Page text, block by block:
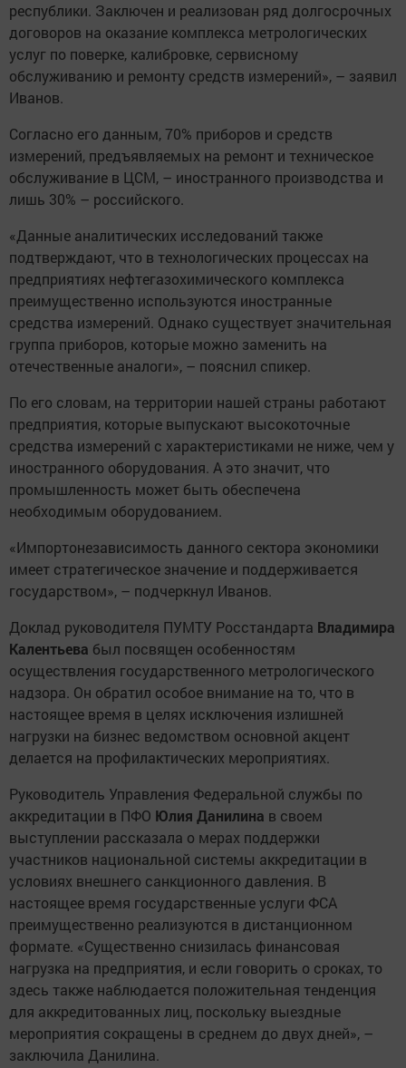
республики. Заключен и реализован ряд долгосрочных
договоров на оказание комплекса метрологических
услуг по поверке, калибровке, сервисному
обслуживанию и ремонту средств измерений», – заявил
Иванов.
Согласно его данным, 70% приборов и средств
измерений, предъявляемых на ремонт и техническое
обслуживание в ЦСМ, – иностранного производства и
лишь 30% – российского.
«Данные аналитических исследований также
подтверждают, что в технологических процессах на
предприятиях нефтегазохимического комплекса
преимущественно используются иностранные
средства измерений. Однако существует значительная
группа приборов, которые можно заменить на
отечественные аналоги», – пояснил спикер.
По его словам, на территории нашей страны работают
предприятия, которые выпускают высокоточные
средства измерений с характеристиками не ниже, чем у
иностранного оборудования. А это значит, что
промышленность может быть обеспечена
необходимым оборудованием.
«Импортонезависимость данного сектора экономики
имеет стратегическое значение и поддерживается
государством», – подчеркнул Иванов.
Доклад руководителя ПУМТУ Росстандарта Владимира
Калентьева был посвящен особенностям
осуществления государственного метрологического
надзора. Он обратил особое внимание на то, что в
настоящее время в целях исключения излишней
нагрузки на бизнес ведомством основной акцент
делается на профилактических мероприятиях.
Руководитель Управления Федеральной службы по
аккредитации в ПФО Юлия Данилина в своем
выступлении рассказала о мерах поддержки
участников национальной системы аккредитации в
условиях внешнего санкционного давления. В
настоящее время государственные услуги ФСА
преимущественно реализуются в дистанционном
формате. «Существенно снизилась финансовая
нагрузка на предприятия, и если говорить о сроках, то
здесь также наблюдается положительная тенденция
для аккредитованных лиц, поскольку выездные
мероприятия сокращены в среднем до двух дней», –
заключила Данилина.